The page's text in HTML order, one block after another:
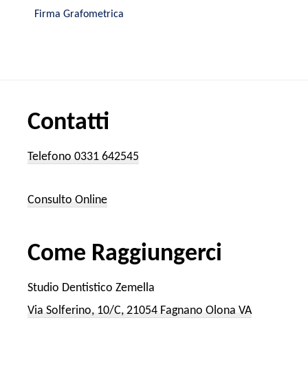
Firma Grafometrica
Contatti
Telefono 0331 642545
Consulto Online
Come Raggiungerci
Studio Dentistico Zemella
Via Solferino, 10/C, 21054 Fagnano Olona VA